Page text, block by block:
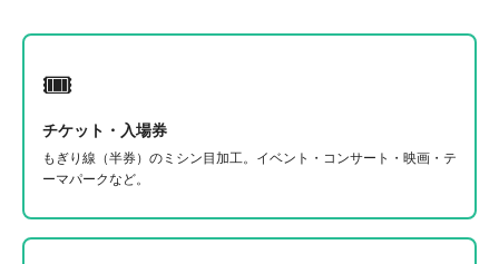
🎟
チケット・入場券
もぎり線（半券）のミシン目加工。イベント・コンサート・映画・テ
ーマパークなど。